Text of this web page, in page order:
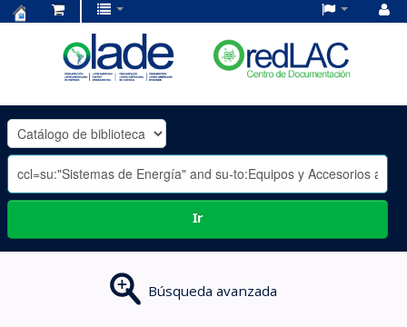
OLADE
-
Ir
Búsqueda avanzada